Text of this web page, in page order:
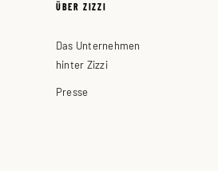
ÜBER ZIZZI
Das Unternehmen
hinter Zizzi
Presse